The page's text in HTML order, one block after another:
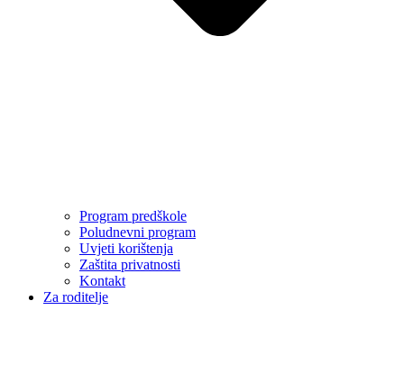
Program predškole
Poludnevni program
Uvjeti korištenja
Zaštita privatnosti
Kontakt
Za roditelje